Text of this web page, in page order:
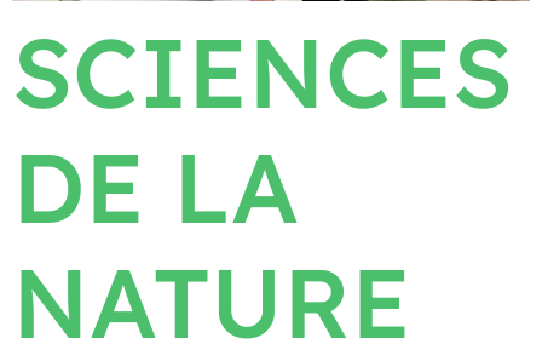
SCIENCES
DE LA
NATURE